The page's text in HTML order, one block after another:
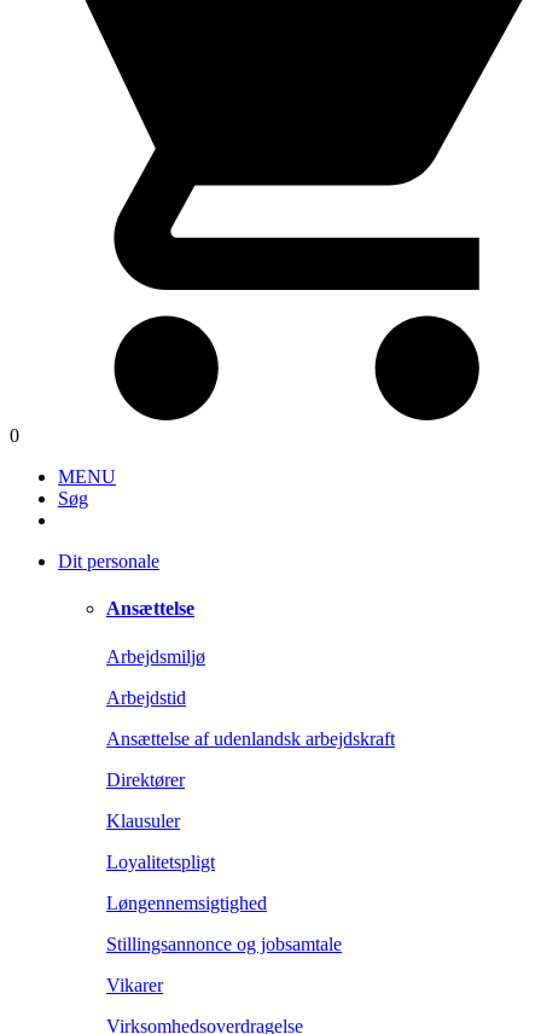
0
MENU
Søg
Dit personale
Ansættelse
Arbejdsmiljø
Arbejdstid
Ansættelse af udenlandsk arbejdskraft
Direktører
Klausuler
Loyalitetspligt
Løngennemsigtighed
Stillingsannonce og jobsamtale
Vikarer
Virksomhedsoverdragelse